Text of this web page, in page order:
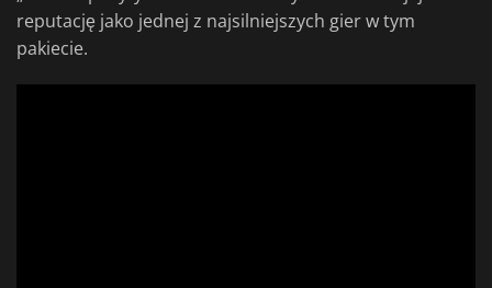
reputację jako jednej z najsilniejszych gier w tym
pakiecie.